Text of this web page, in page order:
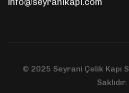
© 2025 Seyrani Çelik Kapı
Saklıdır.